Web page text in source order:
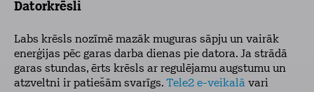
Datorkrēsli
Labs krēsls nozīmē mazāk muguras sāpju un vairāk
enerģijas pēc garas darba dienas pie datora. Ja strādā
garas stundas, ērts krēsls ar regulējamu augstumu un
atzveltni ir patiešām svarīgs. Tele2 e-veikalā vari